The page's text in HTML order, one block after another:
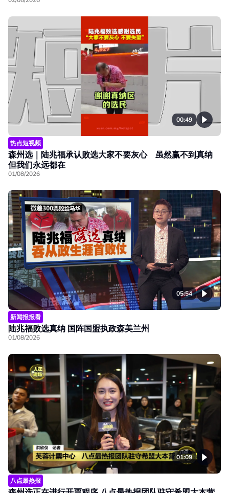
00:49
热点短视频
森州选｜陆兆福承认败选大家不要灰心 虽然赢不到真纳
但我们永远都在
01/08/2026
05:54
新闻报报看
陆兆福败选真纳 国阵国盟执政森美兰州
01/08/2026
01:09
八点最热报